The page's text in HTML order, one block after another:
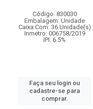
Código: 830030
Embalagem: Unidade
Caixa Com: 36 Unidade(s)
Inmetro: 006758/2019
IPI: 6.5%
Faça seu login ou
cadastre-se para
comprar.